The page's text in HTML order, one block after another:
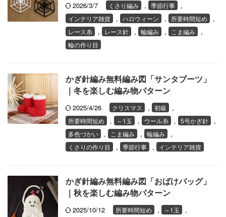
2026/3/7 くさり編み , 季節行事 ,
インテリア雑貨 , ハロウィーン , 所要時間短め ,
レース糸 , レース針 , 輪編み , こま編み ,
輪の作り目
かぎ針編み無料編み図「サンタブーツ」
｜冬を楽しむ編み物パターン
2025/4/26 クリスマス , 初級 ,
所要時間短め , ～1玉 , ウール糸 , 5号かぎ針 ,
多色づかい , こま編み , 輪編み ,
くさりの作り目 , 季節行事 , インテリア雑貨
かぎ針編み無料編み図「おばけバッグ」
｜秋を楽しむ編み物パターン
2025/10/12 所要時間短め , ～1玉 ,